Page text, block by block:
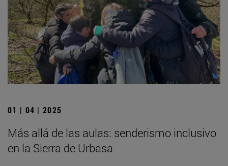
01 | 04 | 2025
Más allá de las aulas: senderismo inclusivo
en la Sierra de Urbasa